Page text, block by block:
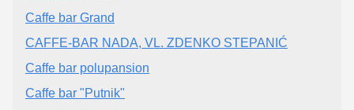
Caffe bar Grand
CAFFE-BAR NADA, VL. ZDENKO STEPANIĆ
Caffe bar polupansion
Caffe bar "Putnik"